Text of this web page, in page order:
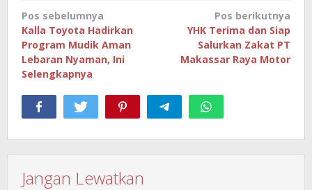
Navigasi
pos
Pos sebelumnya
Kalla Toyota Hadirkan
Program Mudik Aman
Lebaran Nyaman, Ini
Selengkapnya
Pos berikutnya
YHK Terima dan Siap
Salurkan Zakat PT
Makassar Raya Motor
Jangan Lewatkan